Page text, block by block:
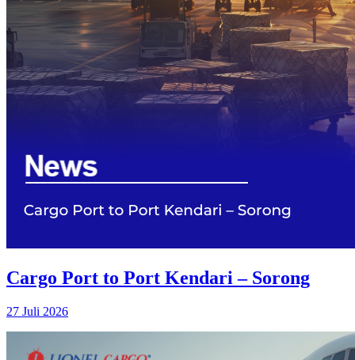
Cargo Port to Port Kendari – Sorong
27 Juli 2026